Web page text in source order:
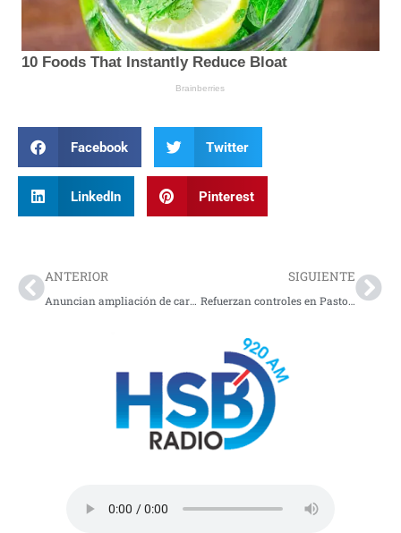
Facebook Twitter
LinkedIn Pinterest
ANTERIOR
Anuncian ampliación de carceletas en Pasto ante crisis de hacinamiento
SIGUIENTE
Refuerzan controles en Pasto para combatir delitos